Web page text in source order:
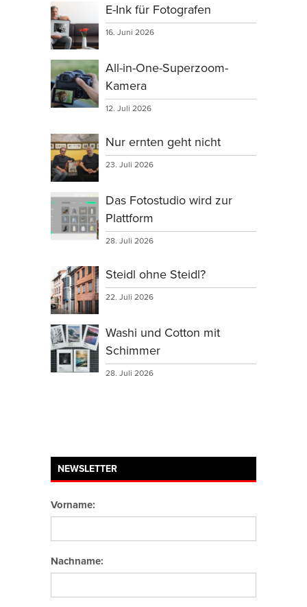
E-Ink für Fotografen
16. Juni 2026
All-in-One-Superzoom-
Kamera
12. Juli 2026
Nur ernten geht nicht
23. Juli 2026
Das Fotostudio wird zur
Plattform
28. Juli 2026
Steidl ohne Steidl?
22. Juli 2026
Washi und Cotton mit
Schimmer
28. Juli 2026
NEWSLETTER
Vorname:
Nachname: